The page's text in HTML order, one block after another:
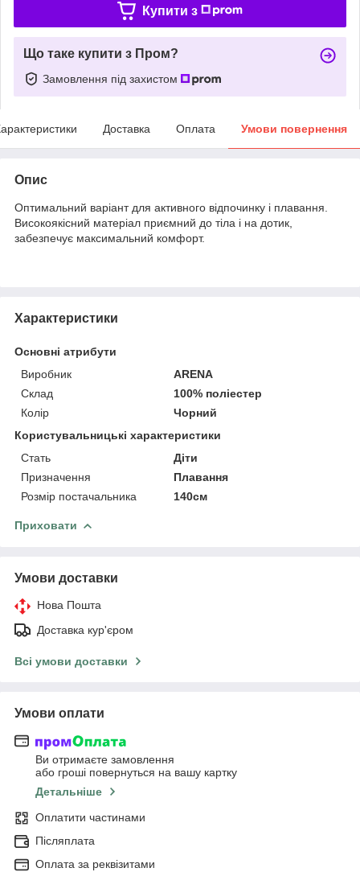
Купити з
Що таке купити з Пром?
Замовлення під захистом
Доставка Оплата Умови повернення
Опис
Оптимальний варіант для активного відпочинку і плавання.
Високоякісний матеріал приємний до тіла і на дотик,
забезпечує максимальний комфорт.
Характеристики
Основні атрибути
Виробник
ARENA
Склад
100% поліестер
Колір
Чорний
Користувальницькі характеристики
Стать
Діти
Призначення
Плавання
Розмір постачальника
140см
Приховати
Умови доставки
Нова Пошта
Доставка кур'єром
Всі умови доставки
Умови оплати
Ви отримаєте замовлення
або гроші повернуться на вашу картку
Детальніше
Оплатити частинами
Післяплата
Оплата за реквізитами